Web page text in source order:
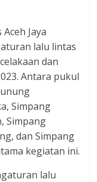
Jaya
lalu lintas
dan
Antara pukul
Simpang
Simpang
dan Simpang
kegiatan ini.
lalu